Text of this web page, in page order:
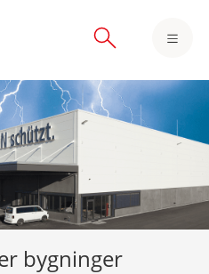
bygninger